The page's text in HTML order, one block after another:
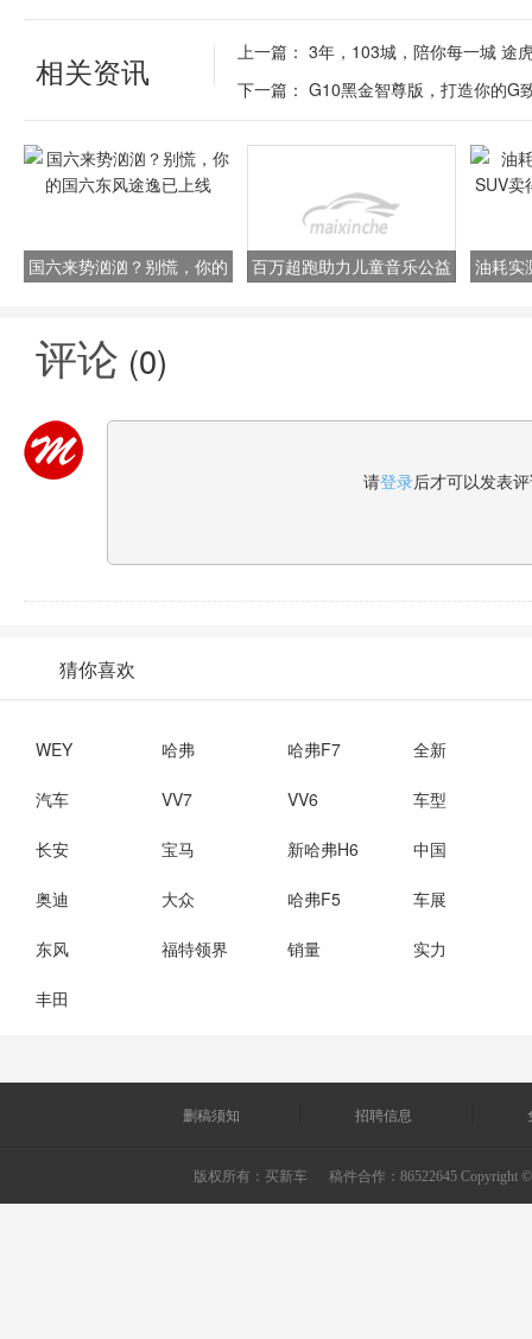
相关资讯 上一篇： 3年，103城，陪你每一城 途
下一篇： G10黑金智尊版，打造你的G
国六来势汹汹？别慌，你的
百万超跑助力儿童音乐公益
油耗实
评论 (0)
请登录后才可以发表
猜你喜欢
WEY 哈弗 哈弗F7 全新
汽车 VV7 VV6 车型
长安 宝马 新哈弗H6 中国
奥迪 大众 哈弗F5 车展
东风 福特领界 销量 实力
丰田
删稿须知 招聘信息
版权所有： 买新车 稿件合作：86522645 Copyright